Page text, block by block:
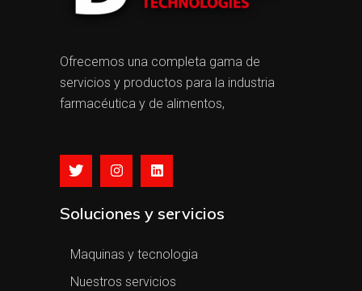
Ofrecemos una completa gama de
servicios y productos para la industria
farmacéutica y de alimentos,
Soluciones y servicios
Maquinas y tecnologia
Nuestros servicios